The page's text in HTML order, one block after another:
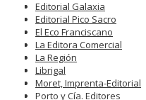
Editorial Galaxia
Editorial Pico Sacro
El Eco Franciscano
La Editora Comercial
La Región
Librigal
Moret, Imprenta-Editorial
Porto y Cía. Editores